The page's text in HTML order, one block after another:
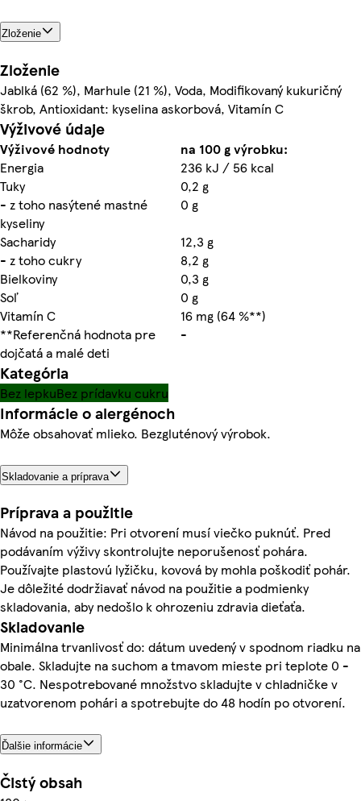
Zloženie
Zloženie
Jablká (62 %), Marhule (21 %), Voda, Modifikovaný kukuričný
škrob, Antioxidant: kyselina askorbová, Vitamín C
Výživové údaje
Výživové hodnoty
na 100 g výrobku:
Energia
236 kJ / 56 kcal
Tuky
0,2 g
- z toho nasýtené mastné
kyseliny
0 g
Sacharidy
12,3 g
- z toho cukry
8,2 g
Bielkoviny
0,3 g
Soľ
0 g
Vitamín C
16 mg (64 %**)
**Referenčná hodnota pre
dojčatá a malé deti
-
Kategória
Bez lepkuBez prídavku cukru
Informácie o alergénoch
Môže obsahovať mlieko. Bezgluténový výrobok.
Skladovanie a príprava
Príprava a použitie
Návod na použitie: Pri otvorení musí viečko puknúť. Pred
podávaním výživy skontrolujte neporušenosť pohára.
Používajte plastovú lyžičku, kovová by mohla poškodiť pohár.
Je dôležité dodržiavať návod na použitie a podmienky
skladovania, aby nedošlo k ohrozeniu zdravia dieťaťa.
Skladovanie
Minimálna trvanlivosť do: dátum uvedený v spodnom riadku na
obale. Skladujte na suchom a tmavom mieste pri teplote 0 -
30 °C. Nespotrebované množstvo skladujte v chladničke v
uzatvorenom pohári a spotrebujte do 48 hodín po otvorení.
Ďalšie informácie
Čistý obsah